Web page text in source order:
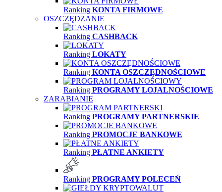
Ranking KONTA FIRMOWE
OSZCZĘDZANIE
Ranking CASHBACK
Ranking LOKATY
Ranking KONTA OSZCZĘDNOŚCIOWE
Ranking PROGRAMY LOJALNOŚCIOWE
ZARABIANIE
Ranking PROGRAMY PARTNERSKIE
Ranking PROMOCJE BANKOWE
Ranking PŁATNE ANKIETY
Ranking PROGRAMY POLECEŃ